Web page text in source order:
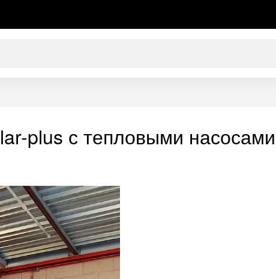
plus с тепловыми насосами